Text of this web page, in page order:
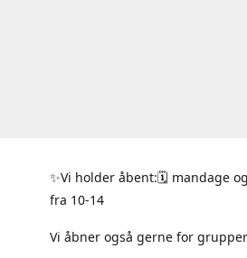
✨Vi holder åbent:🗓 mandage
fra 10-14
Vi åbner også gerne for